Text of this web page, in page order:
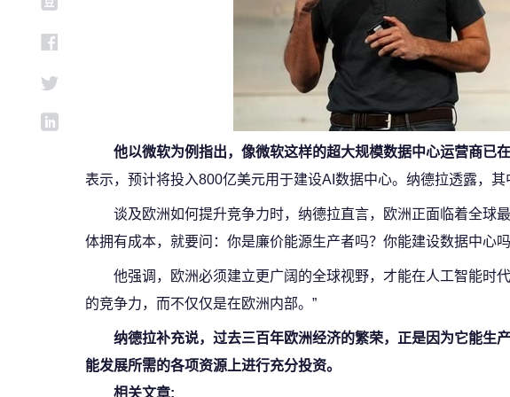
他以微软为例指出，像微软这样的超大规模数据中心运营商已
表示，预计将投入800亿美元用于建设AI数据中心。纳德拉透露，其
谈及欧洲如何提升竞争力时，纳德拉直言，欧洲正面临着全球
体拥有成本，就要问：你是廉价能源生产者吗？你能建设数据中心
他强调，欧洲必须建立更广阔的全球视野，才能在人工智能时
的竞争力，而不仅仅是在欧洲内部。”
纳德拉补充说，过去三百年欧洲经济的繁荣，正是因为它能生
能发展所需的各项资源上进行充分投资。
相关文章: